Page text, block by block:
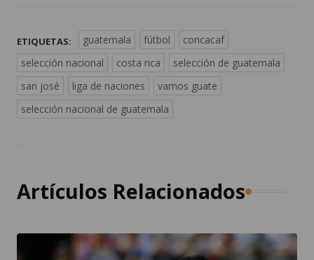
ETIQUETAS: guatemala fútbol
concacaf
selección nacional
costa rica
selección de guatemala
san josé
liga de naciones
vamos guate
selección nacional de guatemala
Artículos Relacionados